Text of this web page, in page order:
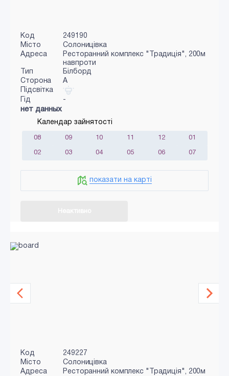
Код
249190
Місто
Солоницівка
Адреса
Ресторанний комплекс "Традиція", 200м
навпроти
Тип
Білборд
Сторона
A
Підсвітка
Гід
-
нет данных
Календар зайнятості
08 09 10 11 12 01
02 03 04 05 06 07
показати на карті
Код
249227
Місто
Солоницівка
Адреса
Ресторанний комплекс "Традиція", 200м